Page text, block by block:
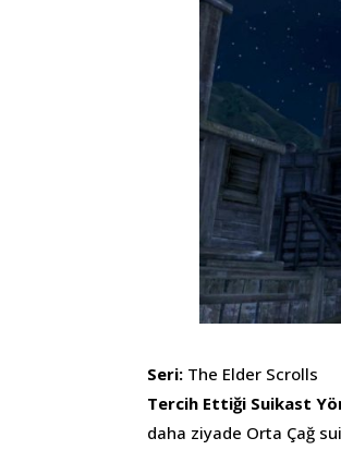
Seri: The Elder Scrolls
Tercih Ettiği Suikast
daha ziyade Orta Çağ